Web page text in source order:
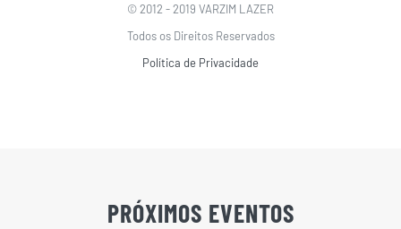
© 2012 - 2019 VARZIM LAZER
Todos os Direitos Reservados
Política de Privacidade
PRÓXIMOS EVENTOS